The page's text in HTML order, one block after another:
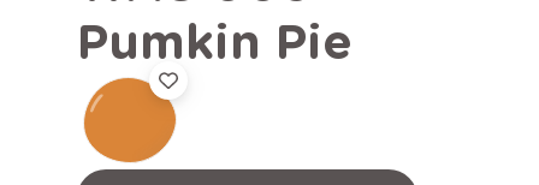
Pumkin Pie